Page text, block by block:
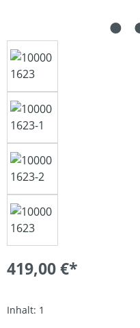
419,00 €*
Inhalt: 1